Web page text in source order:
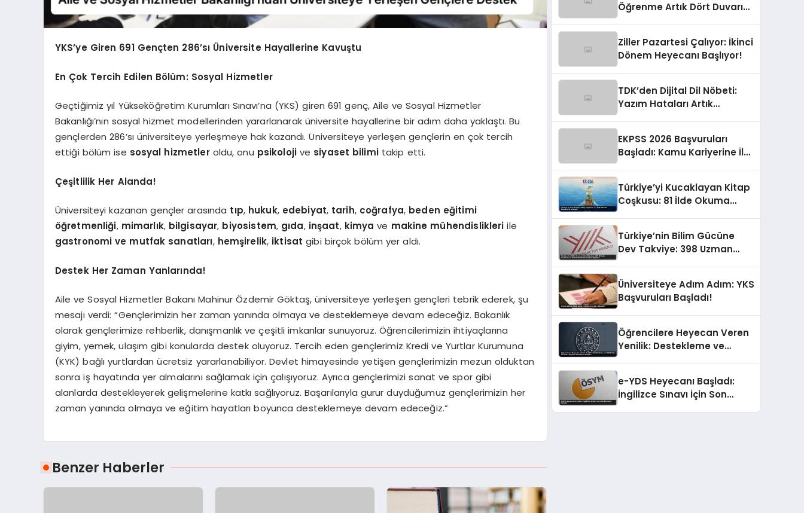
YKS’ye Giren 691 Gençten 286’sı Üniversite Hayallerine Kavuştu
En Çok Tercih Edilen Bölüm: Sosyal Hizmetler
Geçtiğimiz yıl Yükseköğretim Kurumları Sınavı’na (YKS) giren 691 genç, Aile ve Sosyal Hizmetler
Bakanlığı’nın sosyal hizmet modellerinden yararlanarak üniversite hayallerine bir adım daha yaklaştı. Bu
gençlerden 286’sı üniversiteye yerleşmeye hak kazandı. Üniversiteye yerleşen gençlerin en çok tercih
ettiği bölüm ise sosyal hizmetleroldu, onu psikolojive siyaset bilimitakip etti.
Çeşitlilik Her Alanda!
Üniversiteyi kazanan gençler arasında tıp, hukuk, edebiyat, tarih, coğrafya, beden eğitimi
öğretmenliği, mimarlık, bilgisayar, biyosistem, gıda, inşaat, kimya ve makine mühendislikleri ile
gastronomi ve mutfak sanatları, hemşirelik, iktisat gibi birçok bölüm yer aldı.
Destek Her Zaman Yanlarında!
Aile ve Sosyal Hizmetler Bakanı Mahinur Özdemir Göktaş, üniversiteye yerleşen gençleri tebrik ederek, şu
mesajı verdi: “Gençlerimizin her zaman yanında olmaya ve desteklemeye devam edeceğiz. Bakanlık
olarak gençlerimize rehberlik, danışmanlık ve çeşitli imkanlar sunuyoruz. Öğrencilerimizin ihtiyaçlarına
giyim, yemek, ulaşım gibi konularda destek oluyoruz. Tercih eden gençlerimiz Kredi ve Yurtlar Kurumuna
(KYK) bağlı yurtlardan ücretsiz yararlanabiliyor. Devlet himayesinde yetişen gençlerimizin mezun olduktan
sonra iş hayatında yer almalarını sağlamak için çalışıyoruz. Ayrıca gençlerimizi sanat ve spor gibi
alanlarda destekleyerek gelişmelerine katkı sağlıyoruz. Başarılarıyla gurur duyduğumuz gençlerimizin her
zaman yanında olmaya ve eğitim hayatları boyunca desteklemeye devam edeceğiz.”
Benzer Haberler
Öğrenme Artık Dört Duvarın
Ziller Pazartesi Çalıyor: İkinci
Dönem Heyecanı Başlıyor!
TDK’den Dijital Dil Nöbeti:
Yazım Hataları Artık
EKPSS 2026 Başvuruları
Başladı: Kamu Kariyerine İlk
Türkiye’yi Kucaklayan Kitap
Coşkusu: 81 İlde Okuma
Türkiye’nin Bilim Gücüne
Dev Takviye: 398 Uzman
Üniversiteye Adım Adım: YKS
Başvuruları Başladı!
Öğrencilere Heyecan Veren
Yenilik: Destekleme ve
e-YDS Heyecanı Başladı:
İngilizce Sınavı İçin Son